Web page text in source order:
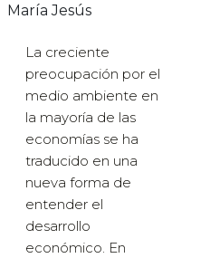
María Jesús
La creciente
preocupación por el
medio ambiente en
la mayoría de las
economías se ha
traducido en una
nueva forma de
entender el
desarrollo
económico. En